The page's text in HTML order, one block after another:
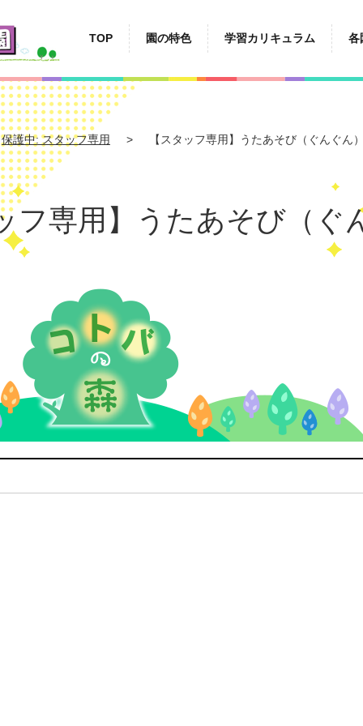
TOP 園の特色 学習カリキュラム 各
保護中: スタッフ専用 【スタッフ専用】うたあそび（ぐんぐん
フ専用】うたあそび（ぐ